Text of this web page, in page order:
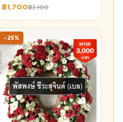
฿1,700฿2,100
-25%